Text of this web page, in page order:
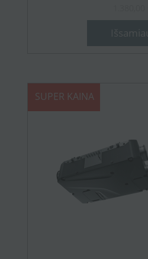
Išsamiau
SUPER KAINA